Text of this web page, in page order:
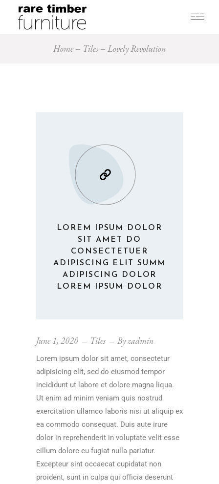
Home Tiles Lovely Revolution
LOREM IPSUM DOLOR
SIT AMET DO
CONSECTETUER
ADIPISCING ELIT SUMM
ADIPISCING DOLOR
LOREM IPSUM DOLOR
June 1, 2020 Tiles Byzadmin
Lorem ipsum dolor sit amet, consectetur
adipisicing elit, sed do eiusmod tempor
incididunt ut labore et dolore magna liqua.
Ut enim ad minim veniam quis nostrud
exercitation ullamco laboris nisi ut aliquip ex
ea commodo consequat. Duis aute irure
dolor in reprehenderit in voluptate velit esse
cillum dolore eu fugiat nulla pariatur.
Excepteur sint occaecat cupidatat non
proident, sunt in culpa qui officia deserunt